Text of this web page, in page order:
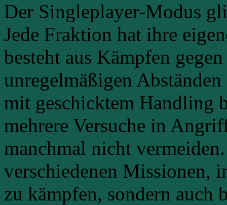
Der Singleplayer-Modus
Jede Fraktion hat ihre
besteht aus Kämpfen
unregelmäßigen
mit geschicktem Handling
mehrere Versuche in
manchmal nicht
verschiedenen Missionen,
zu kämpfen, sondern auch